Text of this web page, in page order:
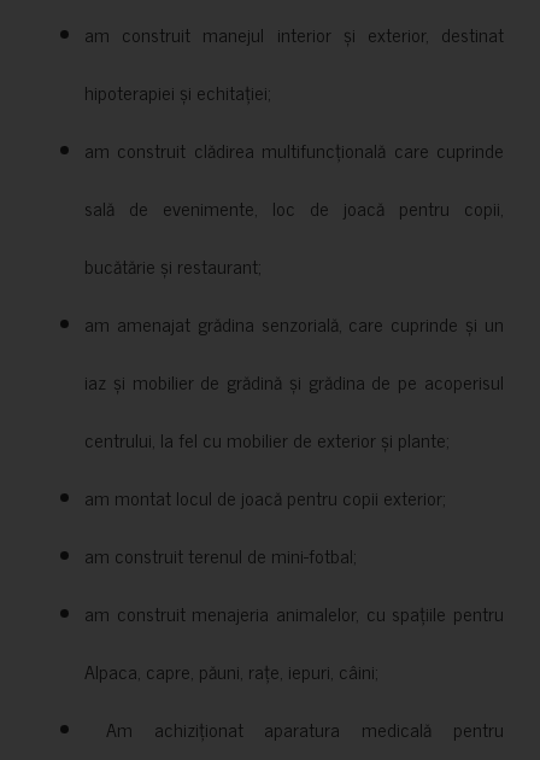
am construit manejul interior și exterior, destinat
hipoterapiei și echitației;
am construit clădirea multifuncțională care cuprinde
sală de evenimente, loc de joacă pentru copii,
bucătărie și restaurant;
am amenajat grădina senzorială, care cuprinde și un
iaz și mobilier de grădină și grădina de pe acoperisul
centrului, la fel cu mobilier de exterior și plante;
am montat locul de joacă pentru copii exterior;
am construit terenul de mini-fotbal;
am construit menajeria animalelor, cu spațiile pentru
Alpaca, capre, păuni, rațe, iepuri, câini;
Am achiziționat aparatura medicală pentru